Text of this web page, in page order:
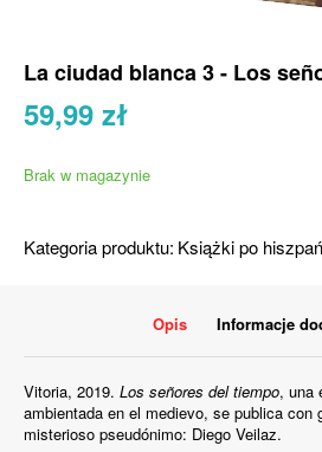
La ciudad blanca 3 - Los
59,99 zł
Brak w magazynie
Kategoria produktu: Książki po
Opis Informacje
Vitoria, 2019. Los señores del tiempo, una
ambientada en el medievo, se publica con
misterioso pseudónimo: Diego Veilaz.